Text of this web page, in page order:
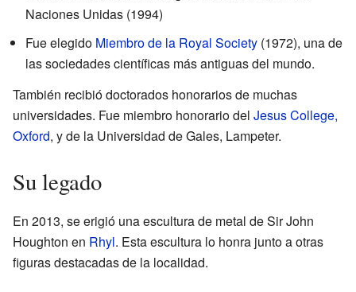
Naciones Unidas (1994)
Fue elegido Miembro de la Royal Society (1972), una de
las sociedades científicas más antiguas del mundo.
También recibió doctorados honorarios de muchas
universidades. Fue miembro honorario del Jesus College,
Oxford, y de la Universidad de Gales, Lampeter.
Su legado
En 2013, se erigió una escultura de metal de Sir John
Houghton en Rhyl. Esta escultura lo honra junto a otras
figuras destacadas de la localidad.